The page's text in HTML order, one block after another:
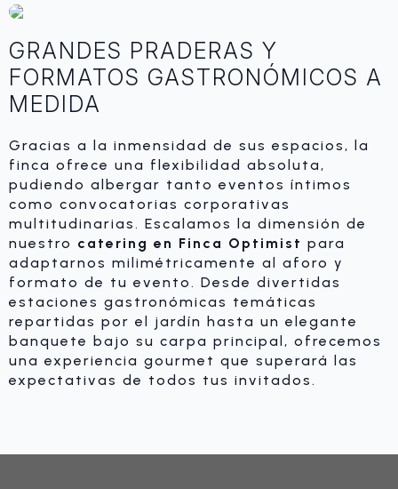
GRANDES PRADERAS Y
FORMATOS GASTRONÓMICOS A
MEDIDA
Gracias a la inmensidad de sus espacios, la
finca ofrece una flexibilidad absoluta,
pudiendo albergar tanto eventos íntimos
como convocatorias corporativas
multitudinarias. Escalamos la dimensión de
nuestro catering en Finca Optimist para
adaptarnos milimétricamente al aforo y
formato de tu evento. Desde divertidas
estaciones gastronómicas temáticas
repartidas por el jardín hasta un elegante
banquete bajo su carpa principal, ofrecemos
una experiencia gourmet que superará las
expectativas de todos tus invitados.